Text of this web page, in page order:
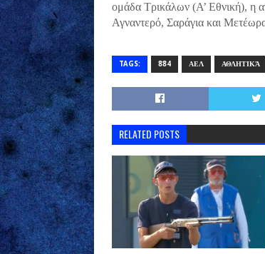
ομάδα Τρικάλων (Α’ Εθνική), η
Αγναντερό, Σαράγια και
TAGS: 884 ΑΕΛ ΑΘΛΗΤΙΚΆ
RELATED POSTS